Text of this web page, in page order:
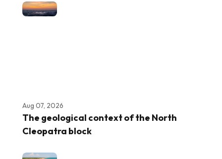
Aug 07, 2026
The geological context of the North
Cleopatra block